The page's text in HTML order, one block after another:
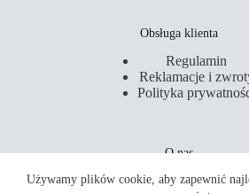
Używamy plików cookie, aby zapewnić
Obsługa klienta
Regulamin
Reklamacje i
Polityka
O nas
Kontakt